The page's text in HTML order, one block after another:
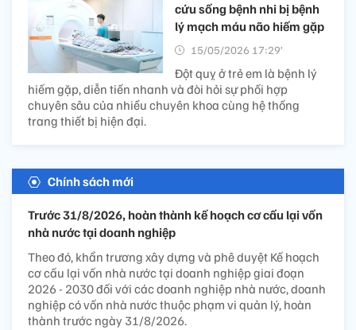
cứu sống bệnh nhi bị bệnh
lý mạch máu não hiếm gặp
15/05/2026 17:29’
Đột quỵ ở trẻ em là bệnh lý
hiếm gặp, diễn tiến nhanh và đòi hỏi sự phối hợp
chuyên sâu của nhiều chuyên khoa cùng hệ thống
trang thiết bị hiện đại.
Chính sách mới
Trước 31/8/2026, hoàn thành kế hoạch cơ cấu lại vốn
nhà nước tại doanh nghiệp
Theo đó, khẩn trương xây dựng và phê duyệt Kế hoạch
cơ cấu lại vốn nhà nước tại doanh nghiệp giai đoạn
2026 - 2030 đối với các doanh nghiệp nhà nước, doanh
nghiệp có vốn nhà nước thuộc phạm vi quản lý, hoàn
thành trước ngày 31/8/2026.